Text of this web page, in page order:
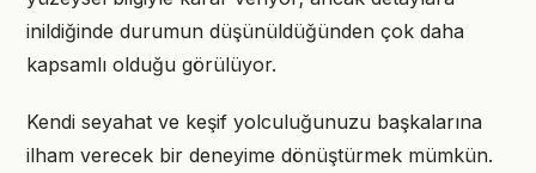
inildiğinde durumun düşünüldüğünden çok daha
kapsamlı olduğu görülüyor.
Kendi seyahat ve keşif yolculuğunuzu başkalarına
ilham verecek bir deneyime dönüştürmek mümkün.